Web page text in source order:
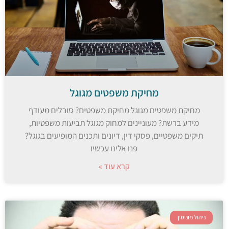
מחיקת משפטים מגוגל
מחיקת משפטים מגוגל מחיקת משפטים? סובלים מעודף
מידע ברשת? מעוניינים למחוק מגוגל תביעות משפטיות,
תיקים משפטיים, פסקי דין, דיונים ותכנים המופיעים בגוגל?
פנו אלינו עכשיו
קרא עוד »
ניהול מוניטין